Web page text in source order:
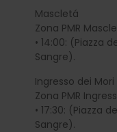
Mascletá
Zona PMR
• 14:00: (Piazza
Sangre).
Ingresso dei
Zona PMR
• 17:30: (Piazza
Sangre).